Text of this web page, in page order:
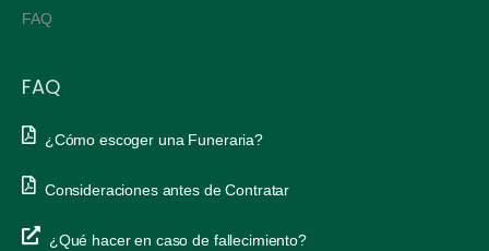
FAQ
FAQ
¿Cómo escoger una Funeraria?
Consideraciones antes de Contratar
¿Qué hacer en caso de fallecimiento?